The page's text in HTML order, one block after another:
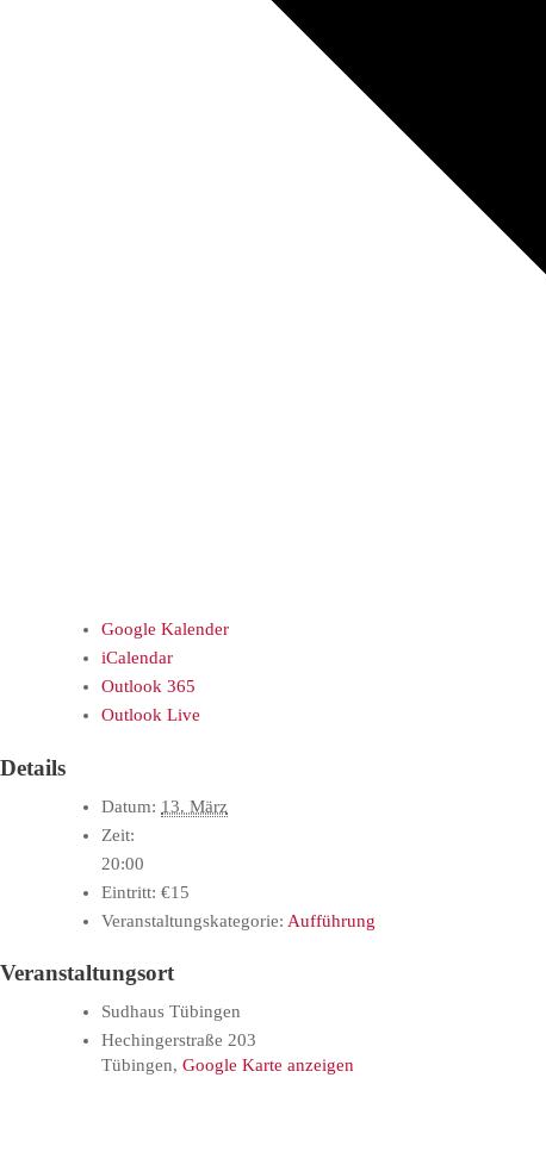
Google Kalender
iCalendar
Outlook 365
Outlook Live
Details
Datum: 13. März
Zeit:
20:00
Eintritt: €15
Veranstaltungskategorie: Aufführung
Veranstaltungsort
Sudhaus Tübingen
Hechingerstraße 203
Tübingen, Google Karte anzeigen